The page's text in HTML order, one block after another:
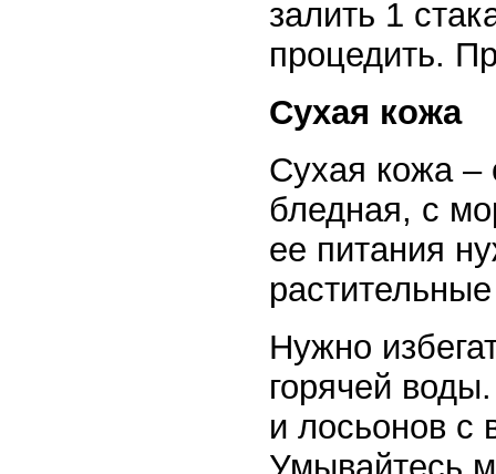
залить 1
процедить.
Сухая кожа
Сухая кожа –
бледная, с
ее питания
Нужно
горячей
и лосьонов с